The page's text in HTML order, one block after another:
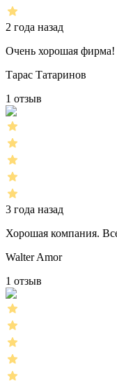
2 года назад
Очень хорошая фирма!
Тарас Татаринов
1 отзыв
3 года назад
Хорошая компания.
Walter Amor
1 отзыв